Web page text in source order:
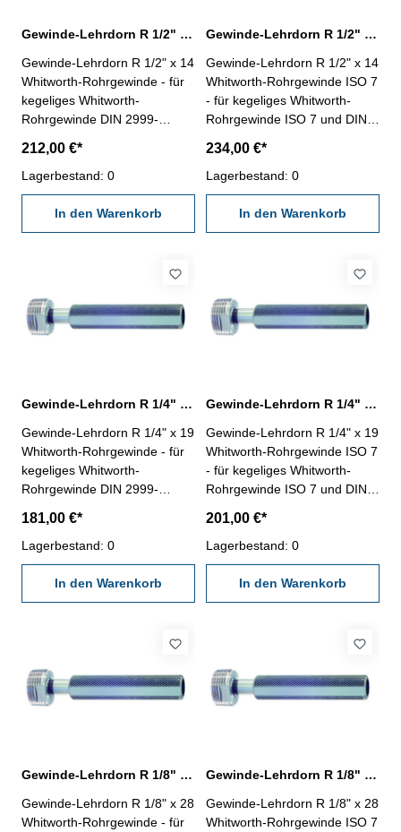
Gewinde-Lehrdorn R 1/2" für Whitworth-Rohrgewinde
Gewinde-Lehrdorn R 1/2" x 14
Whitworth-Rohrgewinde - für
kegeliges Whitworth-
Rohrgewinde DIN 2999-
"Ausschuss"- die
Grenzlehrdorne sind mit GLD-
Rp DIN 2999 beschriftet
Nennmaß: R 1/2" x 14
212,00 €*
Lagerbestand: 0
In den Warenkorb
Gewinde-Lehrdorn R 1/2" Whitworth-Rohrgewinde ISO 7
Gewinde-Lehrdorn R 1/2" x 14
Whitworth-Rohrgewinde ISO 7
- für kegeliges Whitworth-
Rohrgewinde ISO 7 und DIN
"Gut" und "Ausschuss"- die
Grenzlehrdorne ISO 7-2:2000
und DIN EN 10226-3 sind mit
ISO 7 Rc/Rp Nr. 1 beschriftet
Nennmaß: R 1/2" x 14
234,00 €*
Lagerbestand: 0
In den Warenkorb
Gewinde-Lehrdorn R 1/4" für Whitworth-Rohrgewinde
Gewinde-Lehrdorn R 1/4" x 19
Whitworth-Rohrgewinde - für
kegeliges Whitworth-
Rohrgewinde DIN 2999-
"Ausschuss"- die
Grenzlehrdorne sind mit GLD-
Rp DIN 2999 beschriftet
Nennmaß: R 1/4" x 19
181,00 €*
Lagerbestand: 0
In den Warenkorb
Gewinde-Lehrdorn R 1/4" Whitworth-Rohrgewinde ISO 7
Gewinde-Lehrdorn R 1/4" x 19
Whitworth-Rohrgewinde ISO 7
- für kegeliges Whitworth-
Rohrgewinde ISO 7 und DIN
"Gut" und "Ausschuss"- die
Grenzlehrdorne ISO 7-2:2000
und DIN EN 10226-3 sind mit
ISO 7 Rc/Rp Nr. 1 beschriftet
Nennmaß: R 1/4" x 19
201,00 €*
Lagerbestand: 0
In den Warenkorb
Gewinde-Lehrdorn R 1/8" für Whitworth-Rohrgewinde
Gewinde-Lehrdorn R 1/8" x 28
Whitworth-Rohrgewinde - für
Gewinde-Lehrdorn R 1/8" Whitworth-Rohrgewinde ISO 7
Gewinde-Lehrdorn R 1/8" x 28
Whitworth-Rohrgewinde ISO 7